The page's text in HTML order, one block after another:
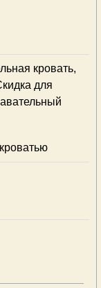
кровать,
для